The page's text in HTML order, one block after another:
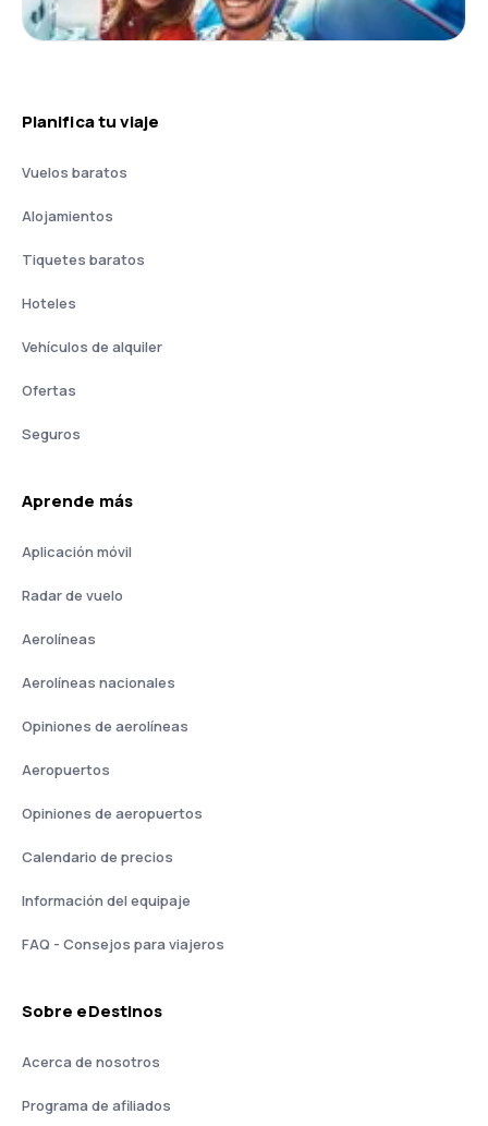
Planifica tu viaje
Vuelos baratos
Alojamientos
Tiquetes baratos
Hoteles
Vehículos de alquiler
Ofertas
Seguros
Aprende más
Aplicación móvil
Radar de vuelo
Aerolíneas
Aerolíneas nacionales
Opiniones de aerolíneas
Aeropuertos
Opiniones de aeropuertos
Calendario de precios
Información del equipaje
FAQ - Consejos para viajeros
Sobre eDestinos
Acerca de nosotros
Programa de afiliados